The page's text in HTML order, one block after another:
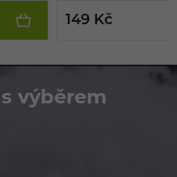
149 Kč
výběrem